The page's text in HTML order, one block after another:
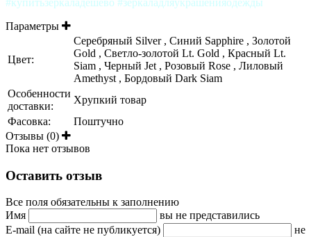
Параметры
Цвет:
Серебряный Silver , Синий Sapphire , Золотой
Gold , Светло-золотой Lt. Gold , Красный Lt.
Siam , Черный Jet , Розовый Rose , Лиловый
Amethyst , Бордовый Dark Siam
Особенности
доставки:
Хрупкий товар
Фасовка:
Поштучно
Отзывы (0)
Пока нет отзывов
Оставить отзыв
Все поля обязательны к заполнению
Имя
вы не представились
E-mail (на сайте не публикуется)
не